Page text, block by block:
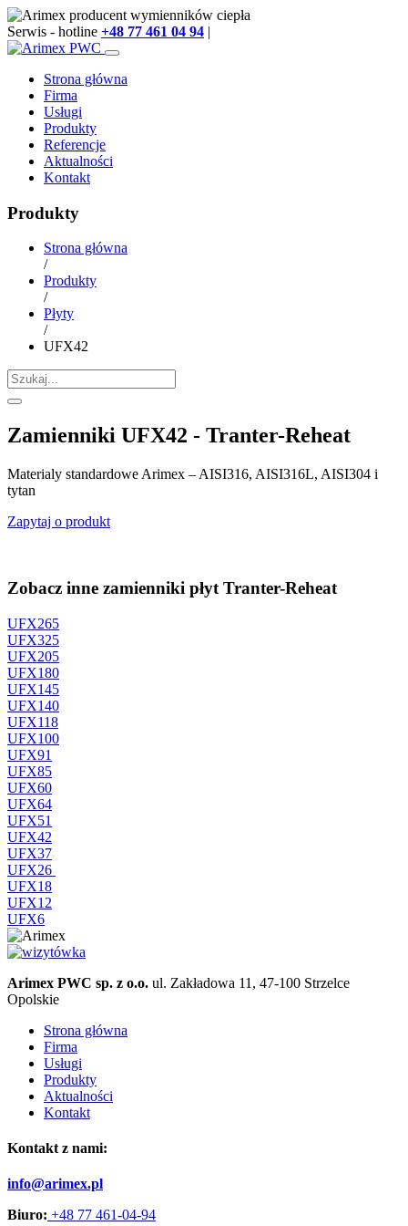
Serwis - hotline +48 77 461 04 94 |
Strona główna
Firma
Usługi
Produkty
Referencje
Aktualności
Kontakt
Produkty
Strona główna
/
Produkty
/
Płyty
/
UFX42
Zamienniki UFX42 - Tranter-Reheat
Materialy standardowe Arimex – AISI316, AISI316L, AISI304 i
tytan
Zapytaj o produkt
Zobacz inne zamienniki płyt Tranter-Reheat
UFX265
UFX325
UFX205
UFX180
UFX145
UFX140
UFX118
UFX100
UFX91
UFX85
UFX60
UFX64
UFX51
UFX42
UFX37
UFX26
UFX18
UFX12
UFX6
Arimex PWC sp. z o.o. ul. Zakładowa 11, 47-100 Strzelce
Opolskie
Strona główna
Firma
Usługi
Produkty
Aktualności
Kontakt
Kontakt z nami:
info@arimex.pl
Biuro: +48 77 461-04-94